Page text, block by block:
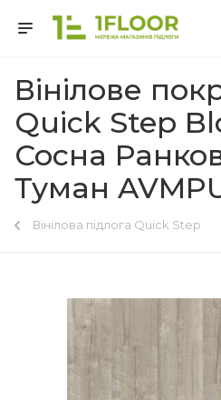
Вінілове
Quick Step
Сосна
Туман
Вінілова підлога Quick Step